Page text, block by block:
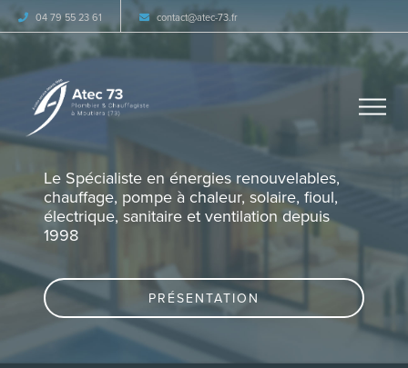
04 79 55 23 61 contact atec-73.fr
Le Spécialiste en énergies renouvelables,
chauffage, pompe à chaleur, solaire, fioul,
électrique, sanitaire et ventilation depuis
1998
PRÉSENTATION